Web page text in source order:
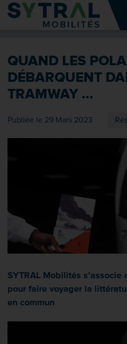
Contenu
Entête de page
Recherche
Pied de page
QUAND LES
DÉBARQUENT
TRAMWAY ...
Publiée le 29 Mars 2023
SYTRAL Mobilités s’associe
pour faire voyager la
en commun